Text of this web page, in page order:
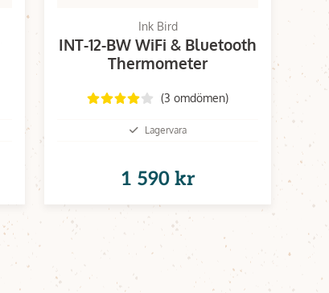
Ink Bird
INT-12-BW WiFi & Bluetooth
Thermometer
(3 omdömen)
Lagervara
1 590 kr